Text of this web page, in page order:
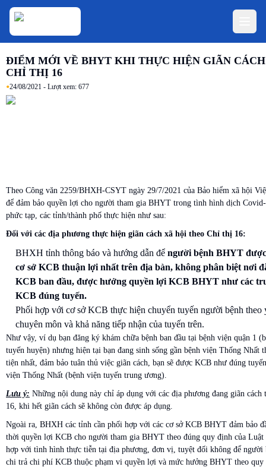
ĐIỂM MỚI VỀ BHYT KHI THỰC HIỆN GIÃN
CHỈ THỊ 16
•24/08/2021 - Lượt xem: 677
Theo Công văn 2259/BHXH-CSYT ngày 29/7/2021 của Bảo hiểm xã hội
để đảm bảo quyền lợi cho người tham gia BHYT trong tình hình dịch
phức tạp, các tỉnh/thành phố thực hiện như sau:
Đối với các địa phương thực hiện giãn cách xã hội theo Chỉ thị 16:
BHXH tỉnh thông báo và hướng dẫn để người bệnh BHYT
cơ sở KCB thuận lợi nhất trên địa bàn, không phân biệt nơi
KCB ban đầu, được hưởng quyền lợi KCB BHYT như các
KCB đúng tuyến.
Phối hợp với cơ sở KCB thực hiện chuyển tuyến người bệnh theo
chuyên môn và khả năng tiếp nhận của tuyến trên.
Như vậy, ví dụ bạn đăng ký khám chữa bệnh ban đầu tại bệnh viện quận 1
tuyến huyện) nhưng hiện tại bạn đang sinh sống gần bệnh viện Thống Nhất
tiện nhất, đảm bảo tuân thủ việc giãn cách, bạn sẽ được KCB như đúng
viện Thống Nhất (bệnh viện tuyến trung ương).
Lưu ý: Những nội dung này chỉ áp dụng với các địa phương đang giãn cách
16, khi hết giãn cách sẽ không còn được áp dụng.
Ngoài ra, BHXH các tỉnh cần phối hợp với các cơ sở KCB BHYT đảm bảo
thời quyền lợi KCB cho người tham gia BHYT theo đúng quy định của
hợp với tình hình thực tiễn tại địa phương, đơn vị, tuyệt đối không để người
chi trả chi phí KCB thuộc phạm vi quyền lợi và mức hưởng BHYT theo quy